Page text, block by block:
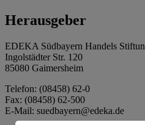
Herausgeber
EDEKA Südbayern Handels
Ingolstädter Str. 120
85080 Gaimersheim
Telefon: (08458) 62-0
Fax: (08458) 62-500
E-Mail: suedbayern@edeka.de